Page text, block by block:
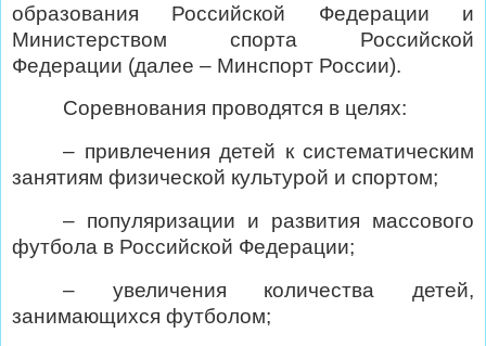
образования Российской Федерации и
Министерством спорта Российской
Федерации (далее – Минспорт России).
Соревнования проводятся в целях:
– привлечения детей к систематическим
занятиям физической культурой и спортом;
– популяризации и развития массового
футбола в Российской Федерации;
– увеличения количества детей,
занимающихся футболом;